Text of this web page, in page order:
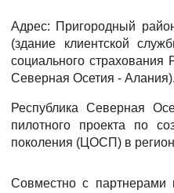
Монохромный
Адрес: Пригородный
(здание клиентской
социального страхования
Северная Осетия - Алания).
Республика Северная
пилотного проекта по
поколения (ЦОСП) в
Совместно с партнерами